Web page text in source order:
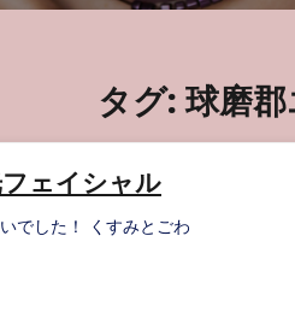
タグ:球磨
ェイシャル
でした！ くすみとごわ